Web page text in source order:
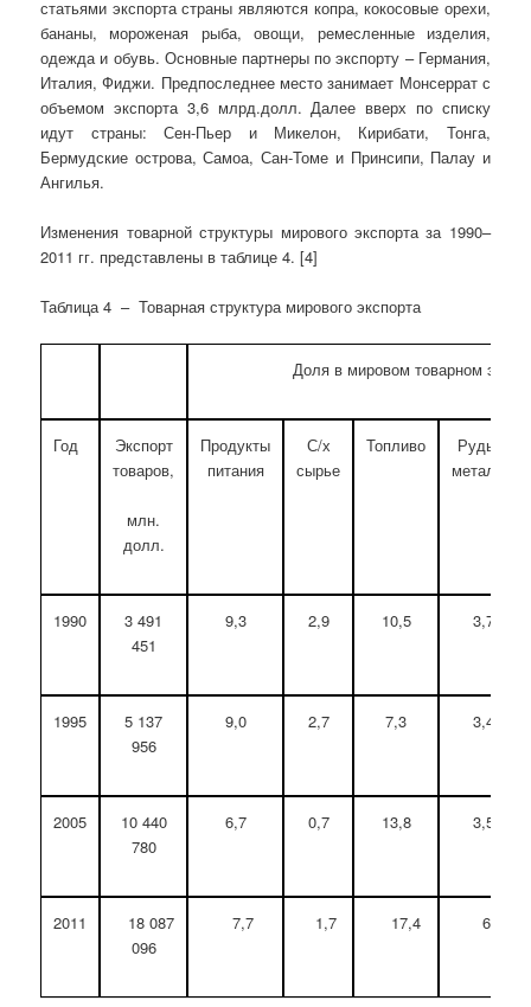
статьями экспорта страны являются копра, кокосовые орехи,
бананы, мороженая рыба, овощи, ремесленные изделия,
одежда и обувь. Основные партнеры по экспорту – Германия,
Италия, Фиджи. Предпоследнее место занимает Монсеррат с
объемом экспорта 3,6 млрд.долл. Далее вверх по списку
идут страны: Сен-Пьер и Микелон, Кирибати, Тонга,
Бермудские острова, Самоа, Сан-Томе и Принсипи, Палау и
Ангилья.
Изменения товарной структуры мирового экспорта за 1990–
2011 гг. представлены в таблице 4. [4]
Таблица 4 – Товарная структура мирового экспорта
Доля в мировом товарном
Год
Экспорт
товаров,
млн.
долл.
Продукты
питания
С/х
сырье
Топливо
Руды и
металлы
1990
3 491
451
9,3 2,9 10,5 3,7
1995
5 137
956
9,0 2,7 7,3 3,4
2005
10 440
780
6,7 0,7 13,8 3,5
2011
18 087
096
7,7 1,7 17,4 6,7